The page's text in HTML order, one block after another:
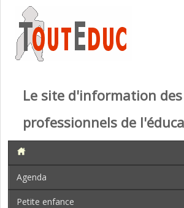
Le site d'information des
professionnels de
Agenda
Petite enfance